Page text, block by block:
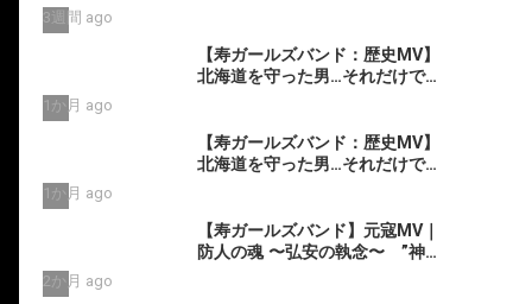
3週間 ago
【寿ガールズバンド：歴史MV】
北海道を守った男…それだけでは
STUDIO
1か月 ago
【寿ガールズバンド：歴史MV】
北海道を守った男…それだけでは
STUDIO
1か月 ago
【寿ガールズバンド】元寇MV｜
防人の魂 〜弘安の執念〜 ”神風
2か月 ago